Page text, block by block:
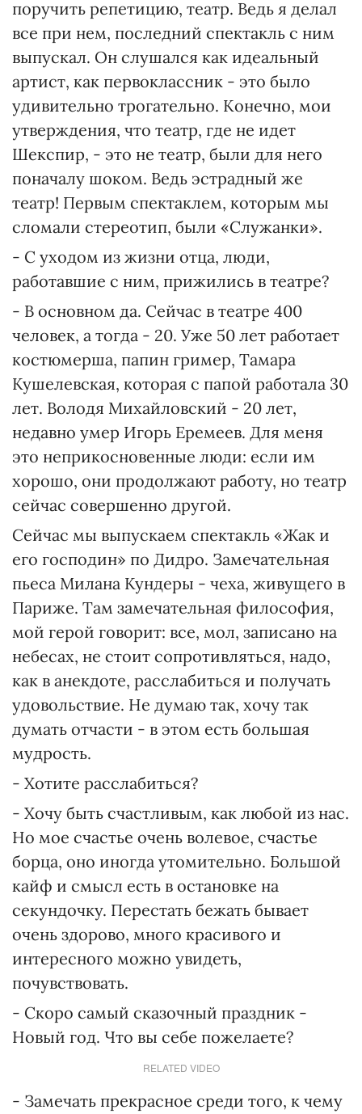
поручить репетицию, театр. Ведь я делал
все при нем, последний спектакль с ним
выпускал. Он слушался как идеальный
артист, как первоклассник - это было
удивительно трогательно. Конечно, мои
утверждения, что театр, где не идет
Шекспир, - это не театр, были для него
поначалу шоком. Ведь эстрадный же
театр! Первым спектаклем, которым мы
сломали стереотип, были «Служанки».
- С уходом из жизни отца, люди,
работавшие с ним, прижились в театре?
- В основном да. Сейчас в театре 400
человек, а тогда - 20. Уже 50 лет работает
костюмерша, папин гример, Тамара
Кушелевская, которая с папой работала 30
лет. Володя Михайловский - 20 лет,
недавно умер Игорь Еремеев. Для меня
это неприкосновенные люди: если им
хорошо, они продолжают работу, но театр
сейчас совершенно другой.
Сейчас мы выпускаем спектакль «Жак и
его господин» по Дидро. Замечательная
пьеса Милана Кундеры - чеха, живущего в
Париже. Там замечательная философия,
мой герой говорит: все, мол, записано на
небесах, не стоит сопротивляться, надо,
как в анекдоте, расслабиться и получать
удовольствие. Не думаю так, хочу так
думать отчасти - в этом есть большая
мудрость.
- Хотите расслабиться?
- Хочу быть счастливым, как любой из нас.
Но мое счастье очень волевое, счастье
борца, оно иногда утомительно. Большой
кайф и смысл есть в остановке на
секундочку. Перестать бежать бывает
очень здорово, много красивого и
интересного можно увидеть,
почувствовать.
- Скоро самый сказочный праздник -
Новый год. Что вы себе пожелаете?
RELATED VIDEO
- Замечать прекрасное среди того, к чему